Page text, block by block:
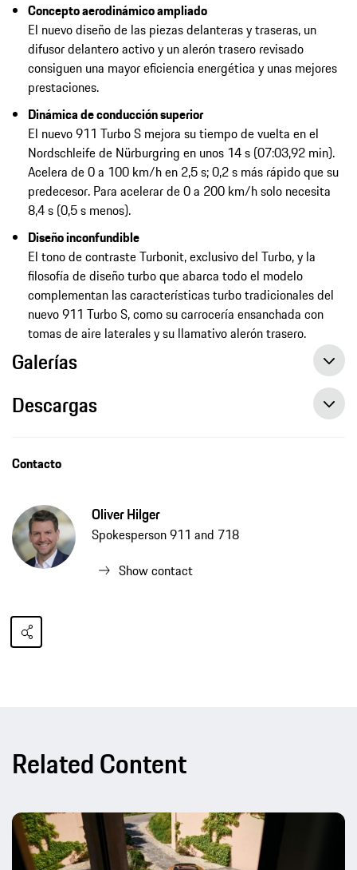
Concepto aerodinámico ampliado
El nuevo diseño de las piezas delanteras y traseras, un
difusor delantero activo y un alerón trasero revisado
consiguen una mayor eficiencia energética y unas mejores
prestaciones.
Dinámica de conducción superior
El nuevo 911 Turbo S mejora su tiempo de vuelta en el
Nordschleife de Nürburgring en unos 14 s (07:03,92 min).
Acelera de 0 a 100 km/h en 2,5 s; 0,2 s más rápido que su
predecesor. Para acelerar de 0 a 200 km/h solo necesita
8,4 s (0,5 s menos).
Diseño inconfundible
El tono de contraste Turbonit, exclusivo del Turbo, y la
filosofía de diseño turbo que abarca todo el modelo
complementan las características turbo tradicionales del
nuevo 911 Turbo S, como su carrocería ensanchada con
tomas de aire laterales y su llamativo alerón trasero.
Galerías
Descargas
Contacto
Oliver Hilger
Spokesperson 911 and 718
Show contact
Related Content